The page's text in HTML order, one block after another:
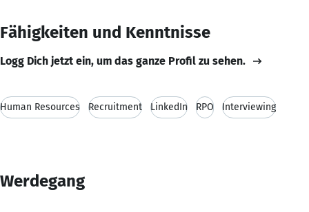
Fähigkeiten und Kenntnisse
Logg Dich jetzt ein, um das ganze Profil zu sehen.
Human Resources Recruitment LinkedIn RPO Interviewing
Werdegang